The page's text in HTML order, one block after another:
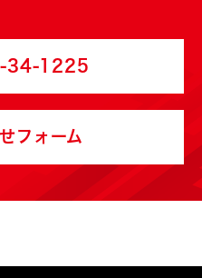
34-1225
フォーム